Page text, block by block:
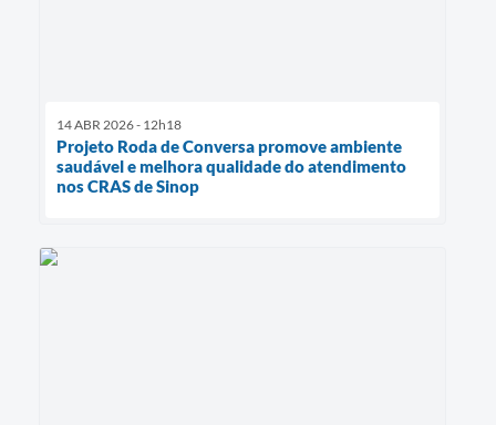
14 ABR 2026 - 12h18
Projeto Roda de Conversa promove ambiente
saudável e melhora qualidade do atendimento
nos CRAS de Sinop